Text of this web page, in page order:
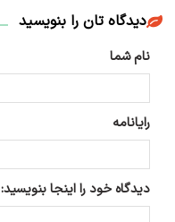
دیدگاه تان را بنویسید
نام شما
رایانامه
دیدگاه خود را اینجا بنویسید: